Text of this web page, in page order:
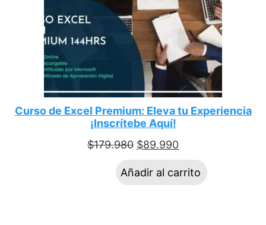
Curso de Excel Premium: Eleva tu Experiencia
¡Inscrítebe Aquí!
$179.980 $89.990
Añadir al carrito